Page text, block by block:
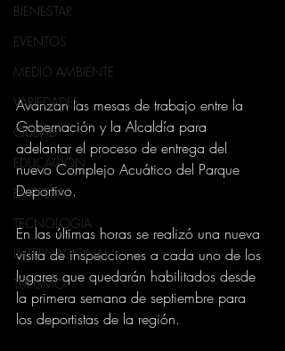
BIENESTAR
EVENTOS
MEDIO AMBIENTE
VARIEDADES
CIUDAD
EDUCACION
EMPRESAS
TECNOLOGIA
INTERNACIONAL
TURISMO
Avanzan las mesas de trabajo entre la
Gobernación y la Alcaldía para
adelantar el proceso de entrega del
nuevo Complejo Acuático del Parque
Deportivo.
En las últimas horas se realizó una nueva
visita de inspecciones a cada uno de los
lugares que quedarán habilitados desde
la primera semana de septiembre para
los deportistas de la región.